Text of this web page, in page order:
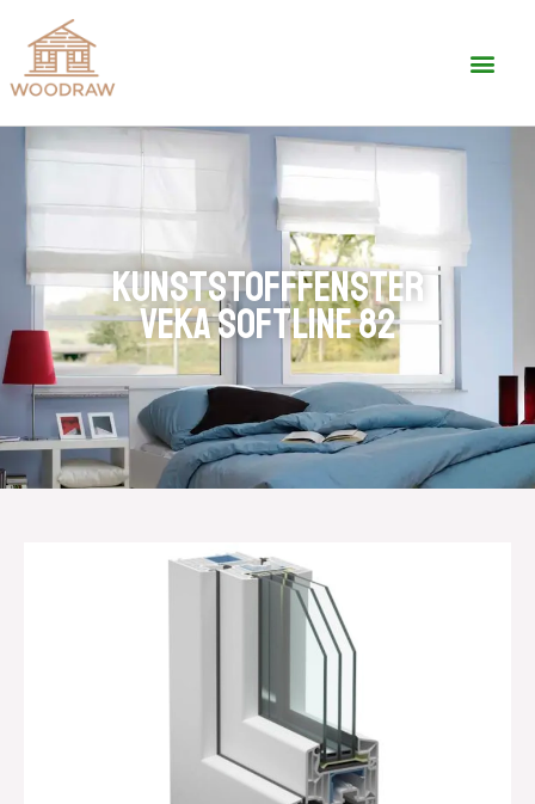
KUNSTSTOFFFENSTER
VEKA SOFTLINE 82